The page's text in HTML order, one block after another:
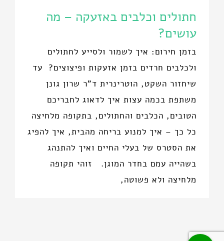
חתולים וכלבים באזעקה – מה
עושים?
בזמן חירום: איך לשמור ולסייע לחתולים
ולכלבים חרדים בזמן אזעקות ופיצוצים? עד
שיחזור השקט, הוטרינרית ד"ר שרון גונן
משתפת בכמה עצות איך לדאוג לחבריכם
הטובים, הכלבים והחתולים, בתקופה מלחיצה
כל כך – איך למנוע בריחה מהבית, איך להפיג
את הסטרס של בעלי החיים ואיך להתנהג
בשהייה עמם בחדר המוגן. זוהי תקופה
מלחיצה ולא פשוטה,